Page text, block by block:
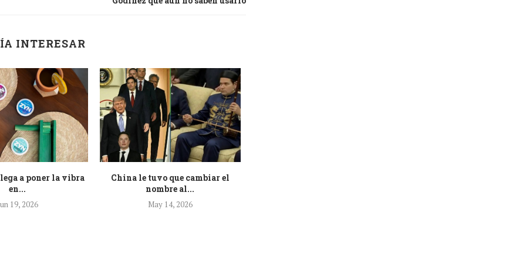
INTERESAR
a poner la vibra
en...
19, 2026
China le tuvo que cambiar el
nombre al...
May 14, 2026